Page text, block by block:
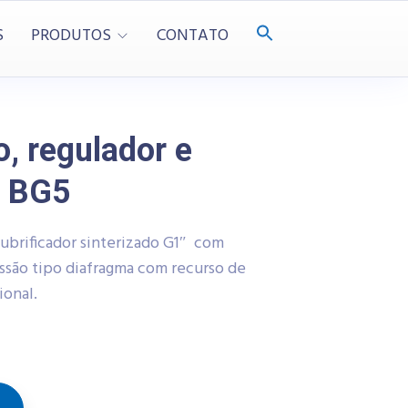
PRODUTOS CONTATO
regulador e
sinterizado G1″ com
tipo diafragma com recurso de